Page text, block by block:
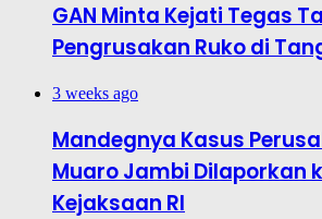
GAN Minta Kejati Tegas
Pengrusakan Ruko di
3 weeks ago
Mandegnya Kasus
Muaro Jambi Dilaporkan
Kejaksaan RI